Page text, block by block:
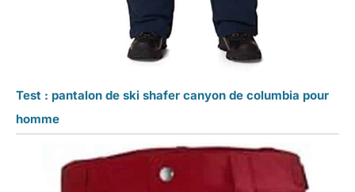
Test : pantalon de ski shafer canyon de columbia pour
homme